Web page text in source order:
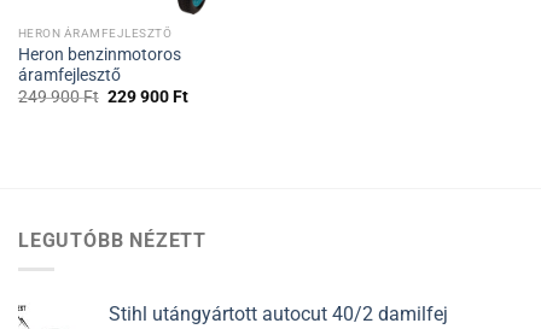
HERON ÁRAMFEJLESZTŐ
Heron benzinmotoros
áramfejlesztő
249 900Ft 229 900Ft
LEGUTÓBB NÉZETT
Stihl utángyártott autocut 40/2 damilfej